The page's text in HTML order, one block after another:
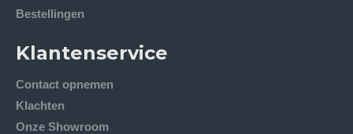
Bestellingen
Klantenservice
Contact opnemen
Klachten
Onze Showroom